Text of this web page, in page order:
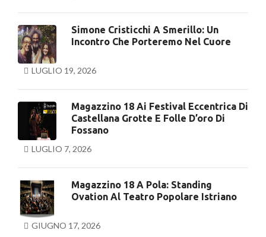
Simone Cristicchi A Smerillo: Un
Incontro Che Porteremo Nel Cuore
LUGLIO 19, 2026
Magazzino 18 Ai Festival Eccentrica Di
Castellana Grotte E Folle D’oro Di
Fossano
LUGLIO 7, 2026
Magazzino 18 A Pola: Standing
Ovation Al Teatro Popolare Istriano
GIUGNO 17, 2026